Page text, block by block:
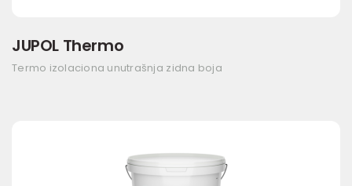
JUPOL Thermo
Termo izolaciona unutrašnja zidna boja